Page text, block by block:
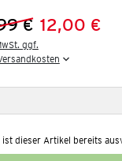
Preis:
€
Preis:
12,00 €
ggf.
ist dieser Artikel bereits